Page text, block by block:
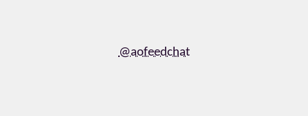
@aofeedchat